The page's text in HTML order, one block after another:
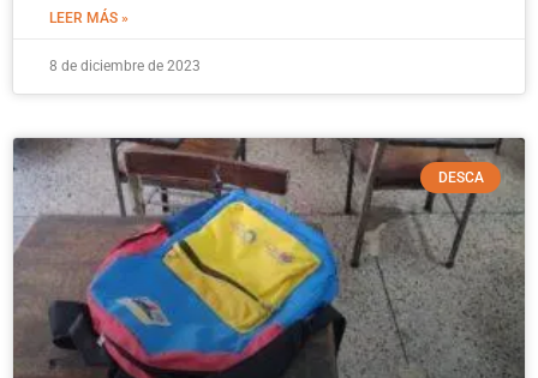
LEER MÁS »
8 de diciembre de 2023
DESCA